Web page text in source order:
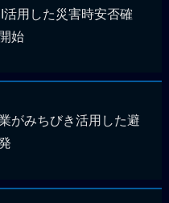
活用した災害時安否確
始
がみちびき活用した避